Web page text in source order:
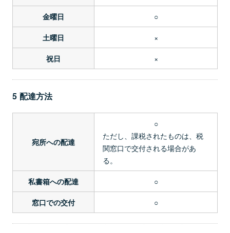
金曜日 ○
土曜日 ×
祝日 ×
5 配達方法
宛所への配達
○
ただし、課税されたものは、税
関窓口で交付される場合があ
る。
私書箱への配達 ○
窓口での交付 ○